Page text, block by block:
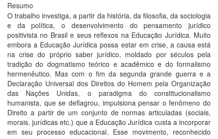
Resumo
O trabalho investiga, a partir da história, da filosofia, da sociologia
e da política, o desenvolvimento do pensamento jurídico
positivista no Brasil e seus reflexos na Educação Jurídica. Muito
embora a Educação Jurídica possa estar em crise, a causa está
na crise do próprio saber jurídico, moldado por séculos pela
tradição do dogmatismo teórico e acadêmico e do formalismo
hermenêutico. Mas com o fim da segunda grande guerra e a
Declaração Universal dos Direitos do Homem pela Organização
das Nações Unidas, o paradigma do constitucionalismo
humanista, que se deflagrou, impulsiona pensar o fenômeno do
Direito a partir de um conjunto de normas articuladas (sociais,
morais, jurídicas etc.) que a Educação Jurídica custa a incorporar
em seu processo educacional. Esse movimento, reconhecido